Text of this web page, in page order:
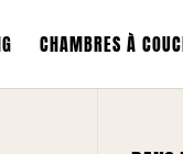
CHAMBRES À